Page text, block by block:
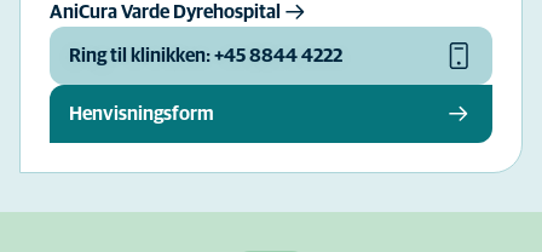
AniCura Varde Dyrehospital
Ring til klinikken: +45 8844 4222
Henvisningsform